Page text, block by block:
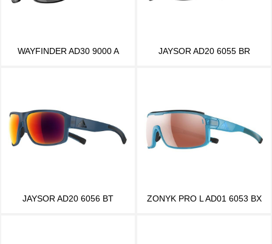
WAYFINDER AD30 9000 A JAYSOR AD20 6055 BR
JAYSOR AD20 6056 BT ZONYK PRO L AD01 6053 BX